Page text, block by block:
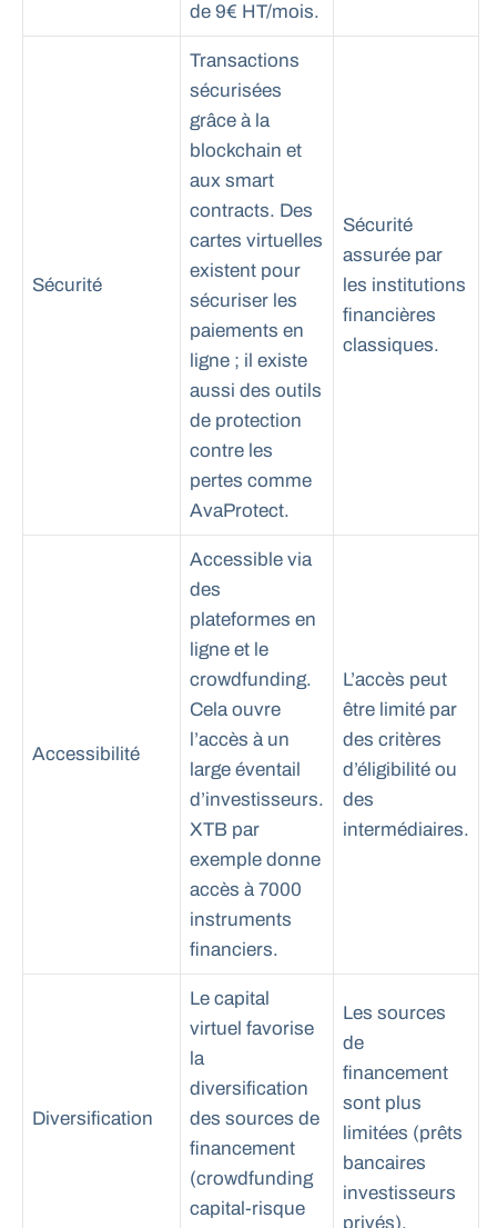
de 9€ HT/mois.
Sécurité
Transactions
sécurisées
grâce à la
blockchain et
aux smart
contracts. Des
cartes virtuelles
existent pour
sécuriser les
paiements en
ligne ; il existe
aussi des outils
de protection
contre les
pertes comme
AvaProtect.
Sécurité
assurée par
les institutions
financières
classiques.
Accessibilité
Accessible via
des
plateformes en
ligne et le
crowdfunding.
Cela ouvre
l’accès à un
large éventail
d’investisseurs.
XTB par
exemple donne
accès à 7000
instruments
financiers.
L’accès peut
être limité par
des critères
d’éligibilité ou
des
intermédiaires.
Diversification
Le capital
virtuel favorise
la
diversification
des sources de
financement
(crowdfunding
capital-risque
Les sources
de
financement
sont plus
limitées (prêts
bancaires
investisseurs
privés).